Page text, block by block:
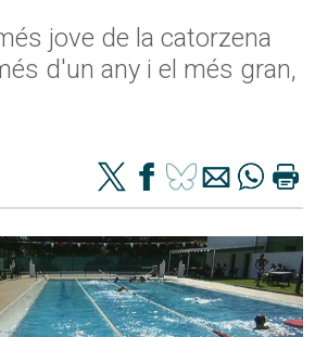
jove de la catorzena
d'un any i el més gran,